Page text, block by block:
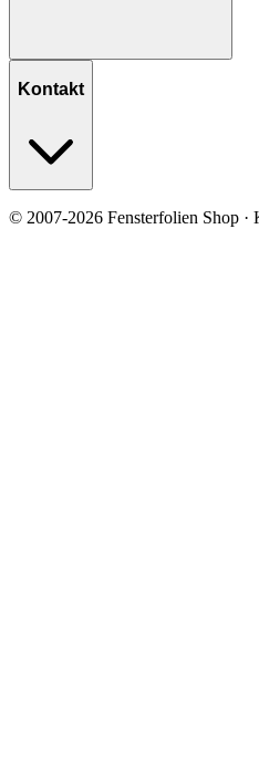
Kontakt
© 2007-2026 Fensterfolien Shop ·